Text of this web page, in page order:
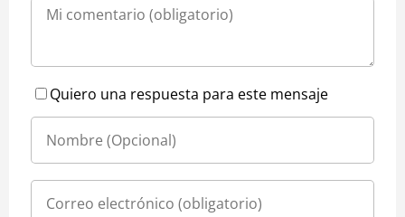
Quiero una respuesta para este mensaje